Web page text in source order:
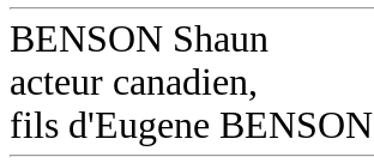
BENSON Shaun
acteur canadien,
fils d'Eugene BENSON